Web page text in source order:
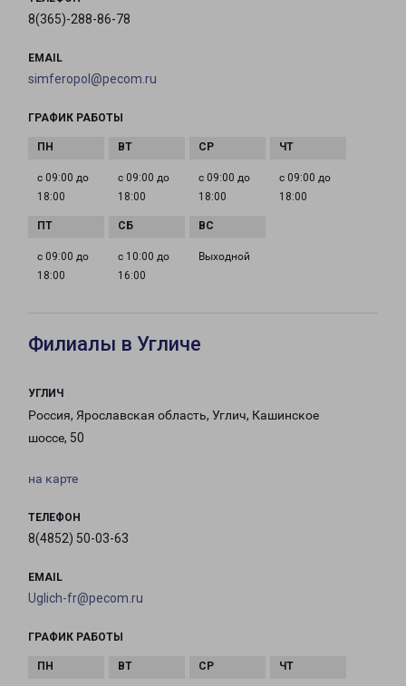
8(365)-288-86-78
EMAIL
simferopol@pecom.ru
ГРАФИК РАБОТЫ
с 09:00 до
18:00
с 09:00 до
18:00
с 09:00 до
18:00
с 09:00 до
18:00
с 09:00 до
18:00
с 10:00 до
16:00
Выходной
Филиалы в Угличе
УГЛИЧ
Россия, Ярославская область, Углич, Кашинское
шоссе, 50
на карте
ТЕЛЕФОН
8(4852) 50-03-63
EMAIL
Uglich-fr@pecom.ru
ГРАФИК РАБОТЫ